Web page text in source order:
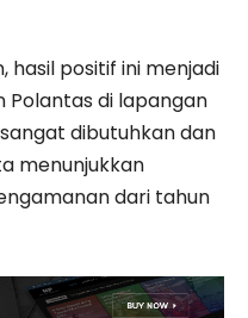
hasil positif ini menjadi
di lapangan
dibutuhkan dan
menunjukkan
dari tahun